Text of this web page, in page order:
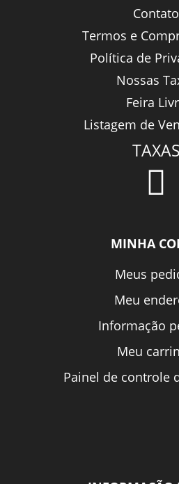
Contato
Termos e
Política de
Nossas
Feira
Listagem de
TAXAS
MINHA
Meus
Meu
Informação
Meu
Painel de controle